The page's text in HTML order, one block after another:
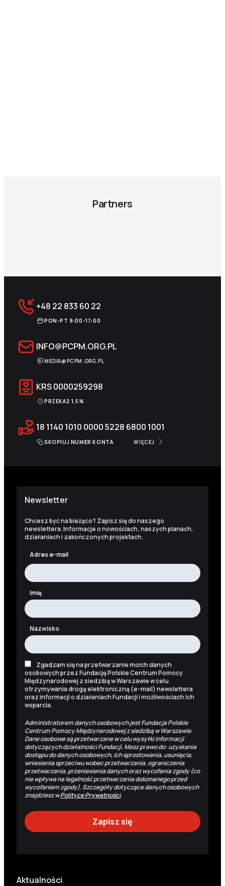
Partners
+48 22 833 60 22
PON-PT 9:00-17:00
INFO@PCPM.ORG.PL
MEDIA@PCPM.ORG.PL
KRS0000259298
PRZEKAŻ 1,5%
18 1140 1010 0000 5228 6800 1001
SKOPIUJ NUMER KONTA WIĘCEJ
Newsletter
Chcesz być na bieżąco? Zapisz się do naszego
newslettera. Informacje o nowościach, naszych planach,
działaniach i zakończonych projektach.
Adres e-mail
Imię
Nazwisko
Zgadzam się na przetwarzanie moich danych
osobowych przez Fundację Polskie Centrum Pomocy
Międzynarodowej z siedzibą w Warszawie w celu
otrzymywania drogą elektroniczną (e-mail) newslettera
oraz informacji o działaniach Fundacji i możliwościach ich
wsparcia.
Administratorem danych osobowych jest Fundacja Polskie
Centrum Pomocy Międzynarodowej z siedzibą w Warszawie.
Dane osobowe są przetwarzane w celu wysyłki informacji
dotyczących działalności Fundacji. Masz prawo do: uzyskania
dostępu do danych osobowych, ich sprostowania, usunięcia,
wniesienia sprzeciwu wobec przetwarzania, ograniczenia
przetwarzania, przeniesienia danych oraz wycofania zgody (co
nie wpływa na legalność przetwarzania dokonanego przed
wycofaniem zgody). Szczegóły dotyczące danych osobowych
znajdziesz wPolityce Prywatności.
Aktualności